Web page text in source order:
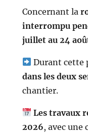
Concernant la
interrompu
juillet au 24
Durant cette
dans les deux
chantier.
Les travaux
2026, avec